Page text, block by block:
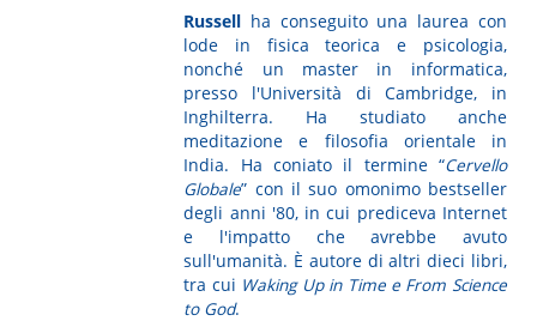
Russell ha conseguito una laurea con
lode in fisica teorica e psicologia,
nonché un master in informatica,
presso l'Università di Cambridge, in
Inghilterra. Ha studiato anche
meditazione e filosofia orientale in
India. Ha coniato il termine “Cervello
Globale” con il suo omonimo bestseller
degli anni '80, in cui prediceva Internet
e l'impatto che avrebbe avuto
sull'umanità. È autore di altri dieci libri,
tra cui Waking Up in Time e From Science
to God.